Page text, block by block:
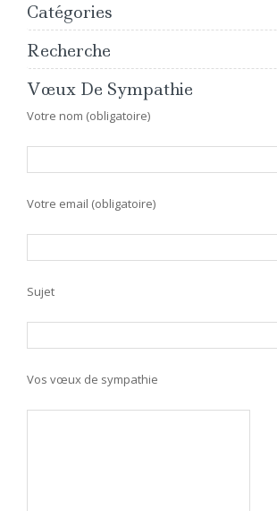
Catégories
Recherche
Vœux De Sympathie
Votre nom (obligatoire)
Votre email (obligatoire)
Sujet
Vos vœux de sympathie